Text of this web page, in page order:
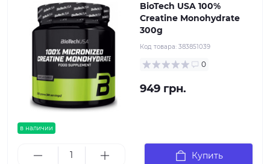
в наличии
BioTech USA 100%
Creatine Monohydrate
300g
Код товара: 383851039
0
949 грн.
Купить